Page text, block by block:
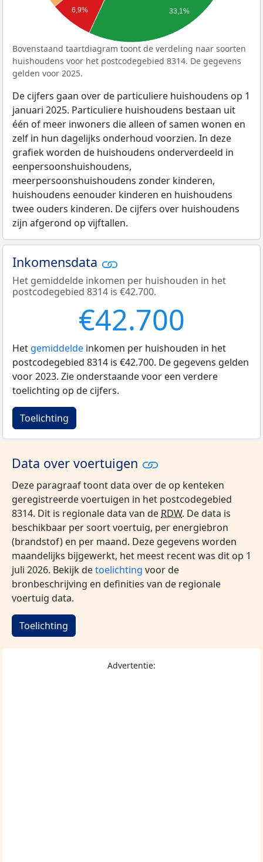
6,9% 33,1%
Bovenstaand taartdiagram toont de verdeling naar soorten
huishoudens voor het postcodegebied 8314. De gegevens
gelden voor 2025.
De cijfers gaan over de particuliere huishoudens op 1
januari 2025. Particuliere huishoudens bestaan uit
één of meer inwoners die alleen of samen wonen en
zelf in hun dagelijks onderhoud voorzien. In deze
grafiek worden de huishoudens onderverdeeld in
eenpersoonshuishoudens,
meerpersoonshuishoudens zonder kinderen,
huishoudens eenouder kinderen en huishoudens
twee ouders kinderen. De cijfers over huishoudens
zijn afgerond op vijftallen.
Inkomensdata
Het gemiddelde inkomen per huishouden in het
postcodegebied 8314 is €42.700.
€42.700
Het gemiddelde inkomen per huishouden in het
postcodegebied 8314 is €42.700. De gegevens gelden
voor 2023. Zie onderstaande voor een verdere
toelichting op de cijfers.
Toelichting
Data over voertuigen
Deze paragraaf toont data over de op kenteken
geregistreerde voertuigen in het postcodegebied
8314. Dit is regionale data van de RDW. De data is
beschikbaar per soort voertuig, per energiebron
(brandstof) en per maand. Deze gegevens worden
maandelijks bijgewerkt, het meest recent was dit op 1
juli 2026. Bekijk detoelichting voor de
bronbeschrijving en definities van de regionale
voertuig data.
Toelichting
Advertentie: